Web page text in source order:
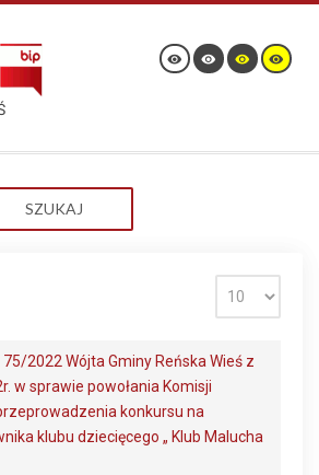
SZUKAJ
75/2022 Wójta Gminy Reńska Wieś z
w sprawie powołania Komisji
konkursu na
klubu dziecięcego „ Klub Malucha